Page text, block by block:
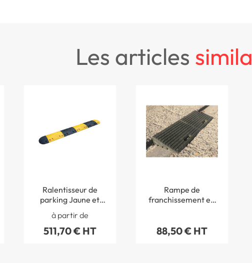
les articles
Ralentisseur de
parking Jaune et
noir - H 70 mm -
Limitation 15 km/h
à partir de
511,70 € HT
Rampe de
franchissement en
88,50 € HT